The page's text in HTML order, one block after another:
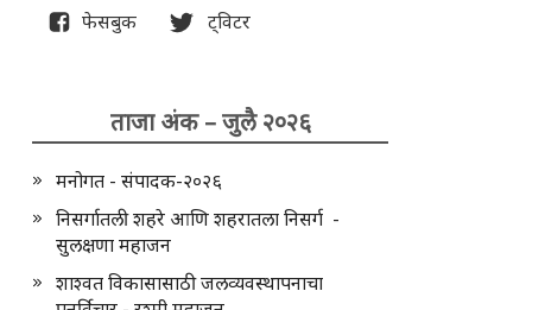
फेसबुक ट्विटर
ताजा अंक – जुलै २०२६
मनोगत - संपादक-२०२६
निसर्गातली शहरे आणि शहरातला निसर्ग -
सुलक्षणा महाजन
शाश्वत विकासासाठी जलव्यवस्थापनाचा